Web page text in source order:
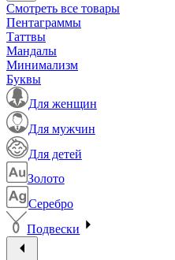
Смотреть все товары
Пентаграммы
Таттвы
Мандалы
Минимализм
Буквы
Для женщин
Для мужчин
Для детей
Золото
Серебро
Подвески